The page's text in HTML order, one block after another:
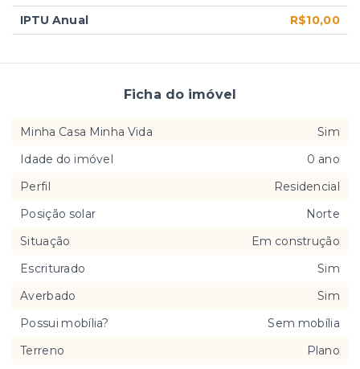
IPTU Anual R$10,00
Ficha do imóvel
Minha Casa Minha Vida
Sim
Idade do imóvel
0 ano
Perfil
Residencial
Posição solar
Norte
Situação
Em construção
Escriturado
Sim
Averbado
Sim
Possui mobília?
Sem mobília
Terreno
Plano